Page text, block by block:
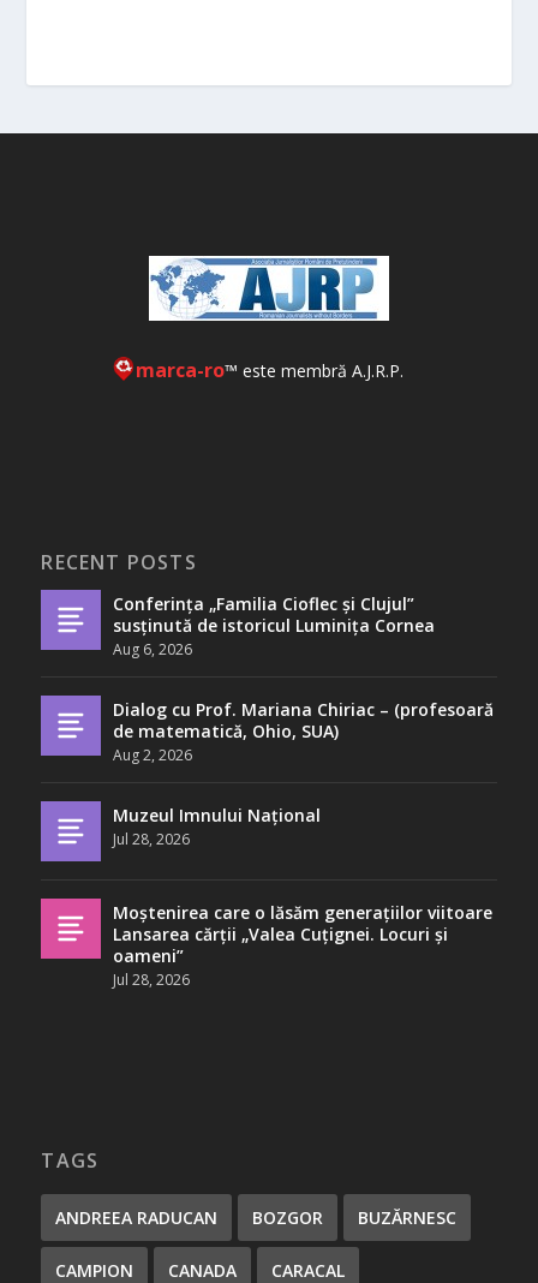
marca-ro™ este membră A.J.R.P.
RECENT POSTS
Conferința „Familia Cioflec și Clujul”
susținută de istoricul Luminița Cornea
Aug 6, 2026
Dialog cu Prof. Mariana Chiriac – (profesoară
de matematică, Ohio, SUA)
Aug 2, 2026
Muzeul Imnului Național
Jul 28, 2026
Moștenirea care o lăsăm generațiilor viitoare
Lansarea cărții „Valea Cuțignei. Locuri și
oameni”
Jul 28, 2026
TAGS
ANDREEA RADUCAN BOZGOR BUZĂRNESC
CAMPION CANADA CARACAL